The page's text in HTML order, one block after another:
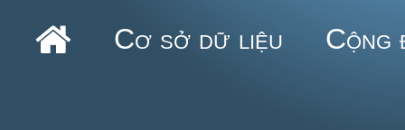
Cơ sở dữ liệu Cộng